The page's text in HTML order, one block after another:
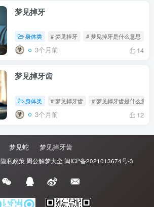
梦见掉牙
身体类 # 梦见掉牙 # 梦见掉牙是什么意思
3个月前 14
梦见掉牙齿
身体类 # 梦见掉牙齿 # 梦见掉牙齿是什么意思
3个月前 12
梦见蛇 梦见掉牙齿
隐私政策 周公解梦大全 闽ICP备2021013674号-3